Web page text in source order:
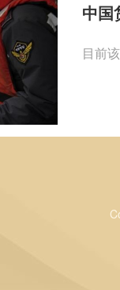
中国
目前